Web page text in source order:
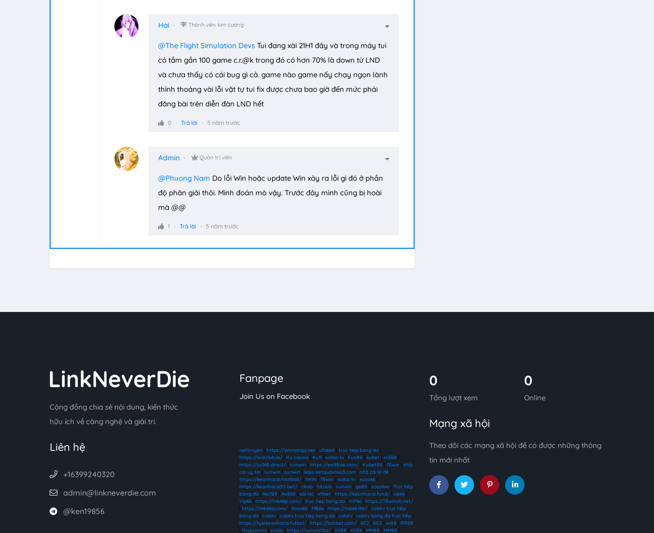
Hai Thành viên kim cương
@The Flight Simulation Devs Tui đang xài 21H1 đây và trong máy tui
có tầm gần 100 game c.r.@k trong đó có hơn 70% là down từ LND
và chưa thấy có cái bug gì cả. game nào game nấy chạy ngon lành
thỉnh thoảng vài lỗi vặt tự tui fix được chưa bao giờ đến mức phải
đăng bài trên diễn đàn LND hết
0 Trả lời 5 năm trước
Admin Quản trị viên
@Phuong Nam Do lỗi Win hoặc update Win xảy ra lỗi gì đó ở phần
độ phân giải thôi. Mình đoán mò vậy. Trước đây mình cũng bị hoài
mà @@
1 Trả lời 5 năm trước
Cộng đồng chia sẻ nội dung, kiến thức
hữu ích về công nghệ và giải trí.
Liên hệ
+16399240320
admin@linkneverdie.com
@ken19856
Fanpage
Join Us on Facebook
nettruyen https://zinmanga.net ufabet truc tiep bong da
https://iwinclub.la/
Ku casino Ku11 xoilac tv Fun88 kubet sv388
https://sv368.direct/
sunwin https://ee88vie.com/ Kubet88 78win
nhà
cái uy tín
sunwin sunwin kqxs ketquaxoso3.com nhà cái lô đề
https://keonhacai.football/
IWIN 78win xoilac tv xoso66
https://keonhacai55.bet/
rikvip hitclub sunwin go88 socolive
Trực tiếp
bóng đá
Alo789 Ae888 xôi lạc v9bet https://keonhacai.fund/ vip66
Vip66
https://mb66p.com/ truc tiep bong da VIP66
https://78winnh.net/
https://mb66q.com/ Xoso66 MB66 https://mb66.life/
colatv trực tiếp
bóng đá
colatv colatv truc tiep bong da colatv colatv bóng đá trực tiếp
https://tylekeonhacai.futbol/
https://bshbet.com/ b52 b52 xx88
RR88
thapcamtv xoilac https://sunwin1.bz/ XX88 XX88 MM88 MM88
0
Tổng lượt xem
0
Online
Mạng xã hội
Theo dõi các mạng xã hội để có được những thông
tin mới nhất